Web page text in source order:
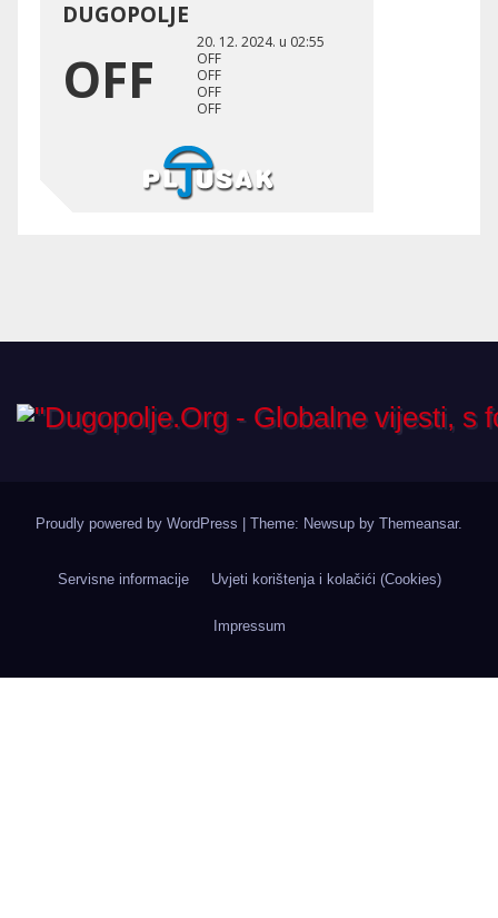
Proudly powered by WordPress Theme: Newsup by Themeansar.
Servisne informacije Uvjeti korištenja i kolačići (Cookies)
Impressum